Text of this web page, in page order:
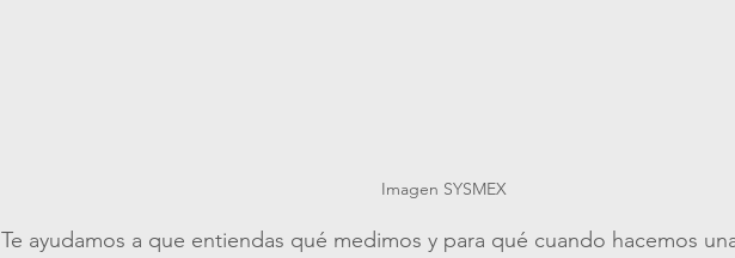
Imagen SYSMEX
Te ayudamos a que entiendas qué medimos y para qué cuando hacemos